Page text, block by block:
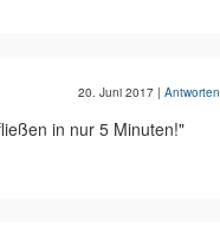
20. Juni 2017 | Antworten
in nur 5 Minuten!"